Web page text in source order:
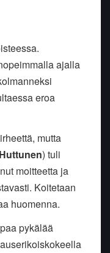
ajalla
eroa
mutta
Huttunen) tuli
moitteetta ja
Koitetaan
huomenna.
pykälää